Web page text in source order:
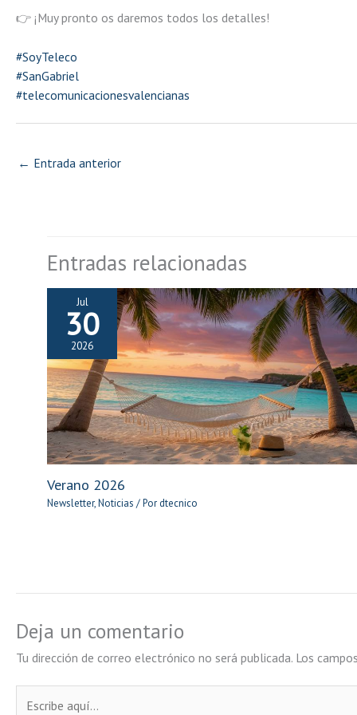
👉 ¡Muy pronto os daremos todos los detalles!
#SoyTeleco
#SanGabriel
#telecomunicacionesvalencianas
← Entrada anterior
Entradas relacionadas
Jul
30
2026
Verano 2026
Newsletter,Noticias / Pordtecnico
Deja un comentario
Tu dirección de correo electrónico no será publicada. Los